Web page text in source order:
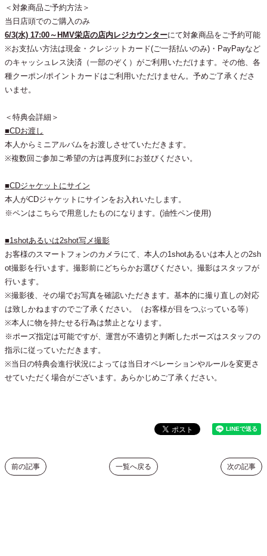
＜対象商品ご予約方法＞
当日店頭でのご購入のみ
6/3(水) 17:00～HMV栄店の店内レジカウンターにて対象商品をご予約可能
※お支払い方法は現金・クレジットカード(ご一括払いのみ)・PayPayなど
のキャッシュレス決済（一部のぞく）がご利用いただけます。その他、各
種クーポン/ポイントカードはご利用いただけません。予めご了承くださ
いませ。
＜特典会詳細＞
■CDお渡し
本人からミニアルバムをお渡しさせていただきます。
※複数回ご参加ご希望の方は再度列にお並びください。
■CDジャケットにサイン
本人がCDジャケットにサインをお入れいたします。
※ペンはこちらで用意したものになります。(油性ペン使用)
■1shotあるいは2shot写メ撮影
お客様のスマートフォンのカメラにて、本人の1shotあるいは本人との2sh
ot撮影を行います。撮影前にどちらかお選びください。撮影はスタッフが
行います。
※撮影後、その場でお写真を確認いただきます。基本的に撮り直しの対応
は致しかねますのでご了承ください。（お客様が目をつぶっている等）
※本人に物を持たせる行為は禁止となります。
※ポーズ指定は可能ですが、運営が不適切と判断したポーズはスタッフの
指示に従っていただきます。
※当日の特典会進行状況によっては当日オペレーションやルールを変更さ
せていただく場合がございます。あらかじめご了承ください。
次の記事
一覧へ戻る
前の記事